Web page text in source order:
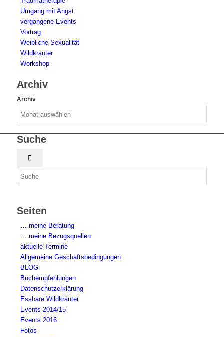
Umgang mit Angst
vergangene Events
Vortrag
Weibliche Sexualität
Wildkräuter
Workshop
Archiv
Archiv
Suche
Seiten
… meine Beratung
… meine Bezugsquellen
aktuelle Termine
Allgemeine Geschäftsbedingungen
BLOG
Buchempfehlungen
Datenschutzerklärung
Essbare Wildkräuter
Events 2014/15
Events 2016
Fotos